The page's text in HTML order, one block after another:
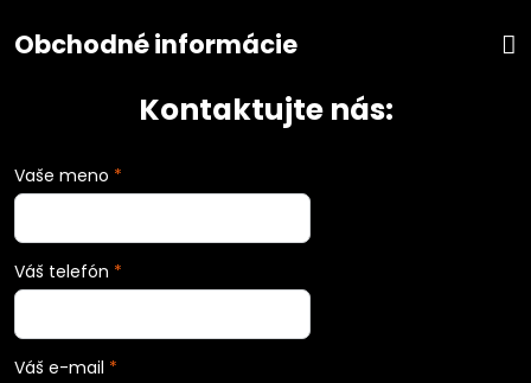
Obchodné informácie
Kontaktujte nás:
Vaše meno *
Váš telefón *
Váš e-mail *